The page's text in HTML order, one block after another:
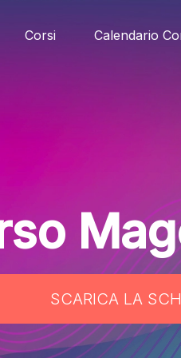
Corsi Calendario
SCARICA LA